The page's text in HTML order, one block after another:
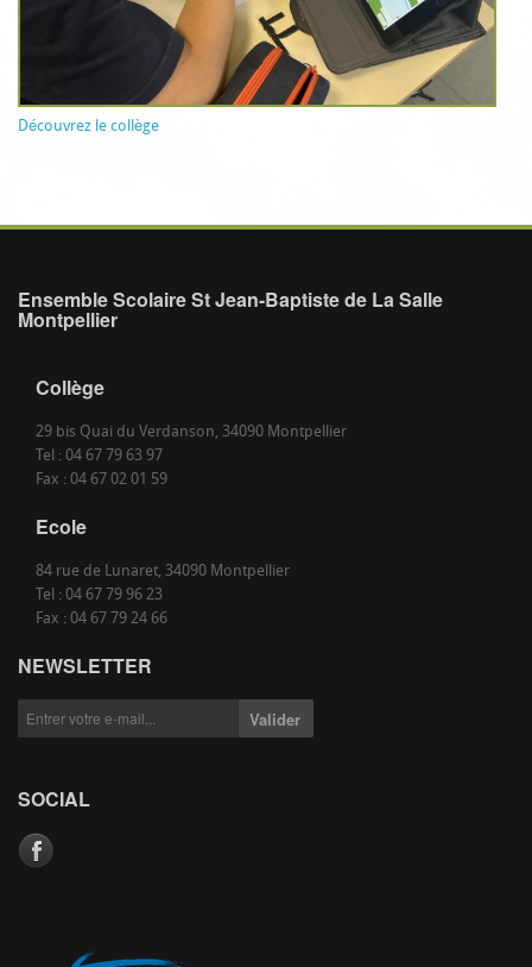
Découvrez le collège
Ensemble Scolaire St Jean-Baptiste de La Salle
Montpellier
Collège
29 bis Quai du Verdanson, 34090 Montpellier
Tel : 04 67 79 63 97
Fax : 04 67 02 01 59
Ecole
84 rue de Lunaret, 34090 Montpellier
Tel : 04 67 79 96 23
Fax : 04 67 79 24 66
NEWSLETTER
SOCIAL